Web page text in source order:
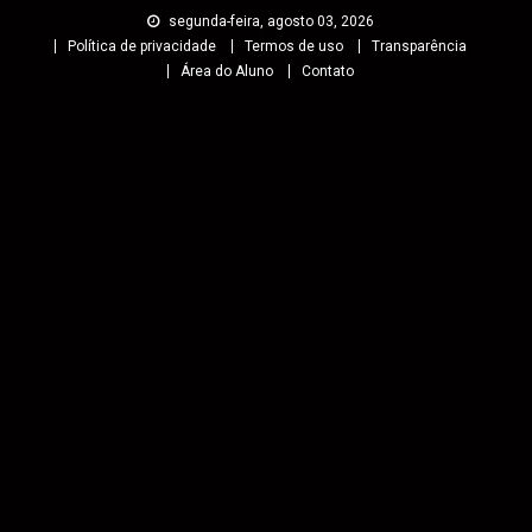
segunda-feira, agosto 03, 2026
Política de privacidade
Termos de uso
Transparência
Área do Aluno
Contato